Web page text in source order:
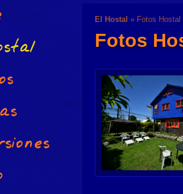
El Hostal » Fotos Hostal
Fotos